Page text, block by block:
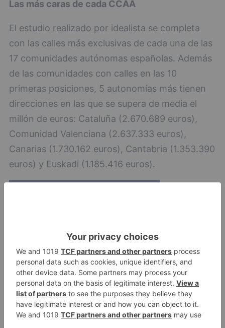
Las más caras de cada CCAA
El estudio realizado por idealista se completa
con las calles más exclusivas de cada una de las
17 comunidades autónomas españolas. Además
de las comunidades con calles en las 10
primeras posiciones, 5 autonomías más tienen
direcciones en las que se supera de media el
millón de euros: Cataluña (2.670.689 euros),
Comunidad Valenciana (2.637.333 euros),
Canarias (1.730.162 euros), Cantabria (1.353.390
euros) y Euskadi (1.185.416 euros).